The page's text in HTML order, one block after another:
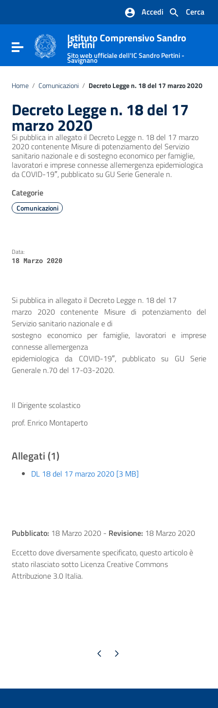
Vai al footer
Cerca
Accedi
Attiva / disattiva la navigazione
Istituto Comprensivo Sandro
Pertini
Sito web ufficiale dell'IC Sandro Pertini -
Savignano
Home / Comunicazioni / Decreto Legge n. 18 del 17 marzo 2020
Decreto Legge n. 18 del 17
marzo 2020
Si pubblica in allegato il Decreto Legge n. 18 del 17 marzo
2020 contenente Misure di potenziamento del Servizio
sanitario nazionale e di sostegno economico per famiglie,
lavoratori e imprese connesse allemergenza epidemiologica
da COVID-19″, pubblicato su GU Serie Generale n.
Categorie
Comunicazioni
Data:
18 Marzo 2020
Si pubblica in allegato il Decreto Legge n. 18 del 17
marzo 2020 contenente Misure di potenziamento del
Servizio sanitario nazionale e di
sostegno economico per famiglie, lavoratori e imprese
connesse allemergenza
epidemiologica da COVID-19″, pubblicato su GU Serie
Generale n.70 del 17-03-2020.
Il Dirigente scolastico
prof. Enrico Montaperto
Allegati (1)
DL 18 del 17 marzo 2020 [3 MB]
Pubblicato: 18 Marzo 2020 - Revisione: 18 Marzo 2020
Eccetto dove diversamente specificato, questo articolo è
stato rilasciato sotto Licenza Creative Commons
Attribuzione 3.0 Italia.
Pagina precedente
Pagina successiva